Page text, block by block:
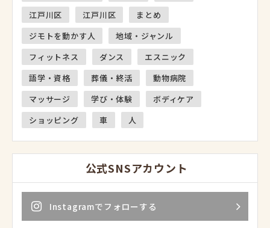
江戸川区
江戸川区
まとめ
ジモトを動かす人
地域・ジャンル
フィットネス
ダンス
エスニック
語学・資格
葬儀・終活
動物病院
マッサージ
学び・体験
ボディケア
ショッピング
車 人
公式SNSアカウント
Instagramでフォローする